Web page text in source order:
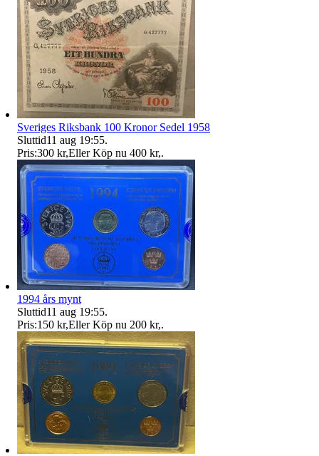
Sveriges Riksbank 100 Kronor Sedel 1958
Sluttid11 aug 19:55.
Pris:300 kr,Eller Köp nu 400 kr,.
1994 års mynt
Sluttid11 aug 19:55.
Pris:150 kr,Eller Köp nu 200 kr,.